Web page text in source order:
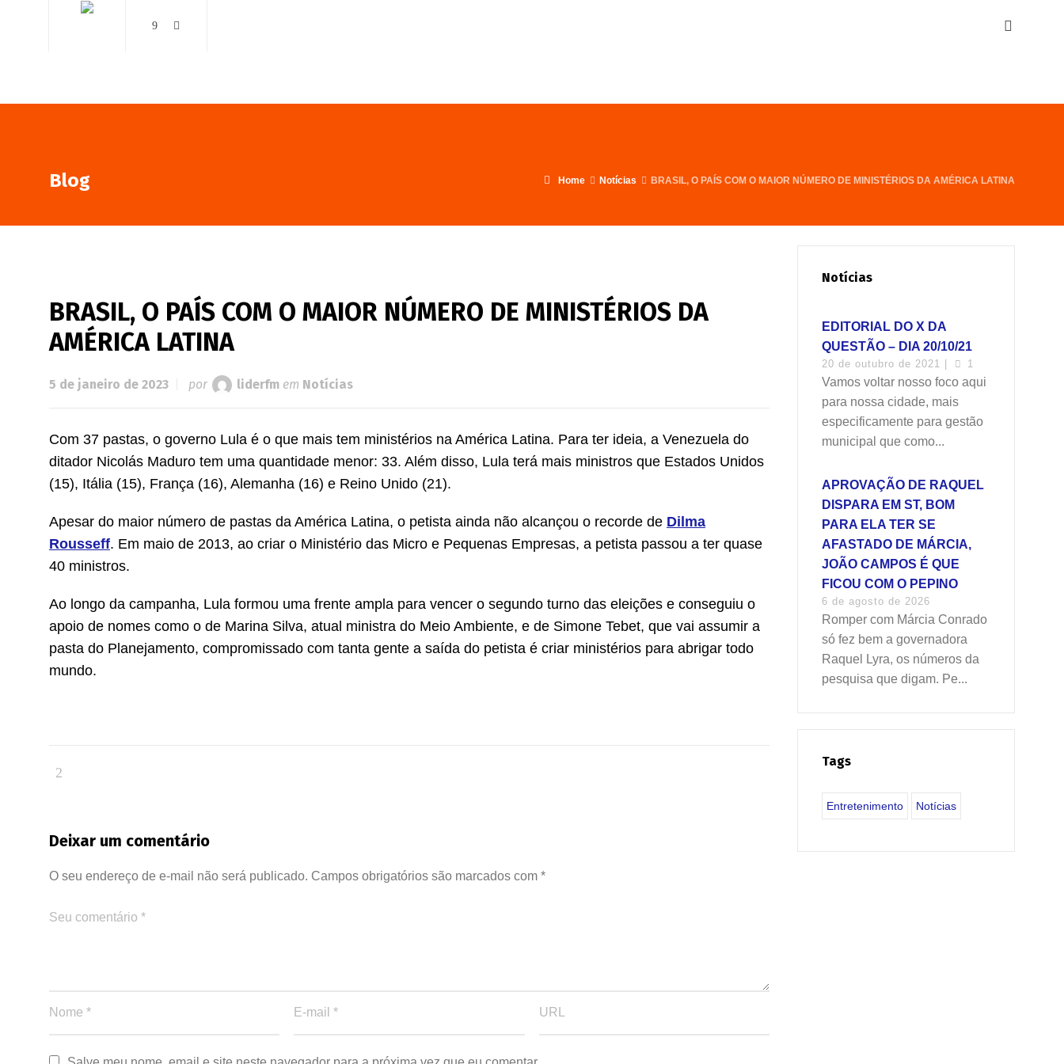
Blog Home Notícias BRASIL, O PAÍS COM O MAIOR NÚMERO DE MINISTÉRIOS DA AMÉRICA LATINA
BRASIL, O PAÍS COM O MAIOR NÚMERO DE MINISTÉRIOS DA
AMÉRICA LATINA
5 de janeiro de 2023 por liderfm em Notícias
Com 37 pastas, o governo Lula é o que mais tem ministérios na América Latina. Para ter ideia, a Venezuela do
ditador Nicolás Maduro tem uma quantidade menor: 33. Além disso, Lula terá mais ministros que Estados Unidos
(15), Itália (15), França (16), Alemanha (16) e Reino Unido (21).
Apesar do maior número de pastas da América Latina, o petista ainda não alcançou o recorde de Dilma
Rousseff. Em maio de 2013, ao criar o Ministério das Micro e Pequenas Empresas, a petista passou a ter quase
40 ministros.
Ao longo da campanha, Lula formou uma frente ampla para vencer o segundo turno das eleições e conseguiu o
apoio de nomes como o de Marina Silva, atual ministra do Meio Ambiente, e de Simone Tebet, que vai assumir a
pasta do Planejamento, compromissado com tanta gente a saída do petista é criar ministérios para abrigar todo
mundo.
Deixar um comentário
O seu endereço de e-mail não será publicado. Campos obrigatórios são marcados com *
Notícias
EDITORIAL DO X DA
QUESTÃO – DIA 20/10/21
20 de outubro de 2021 | 1
Vamos voltar nosso foco aqui
para nossa cidade, mais
especificamente para gestão
municipal que como...
APROVAÇÃO DE RAQUEL
DISPARA EM ST, BOM
PARA ELA TER SE
AFASTADO DE MÁRCIA,
JOÃO CAMPOS É QUE
FICOU COM O PEPINO
6 de agosto de 2026
Romper com Márcia Conrado
só fez bem a governadora
Raquel Lyra, os números da
pesquisa que digam. Pe...
Tags
Entretenimento Notícias